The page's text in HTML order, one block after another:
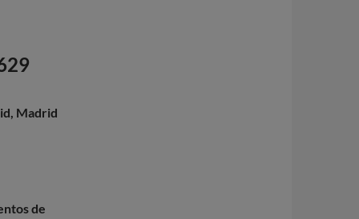
Madrid
de